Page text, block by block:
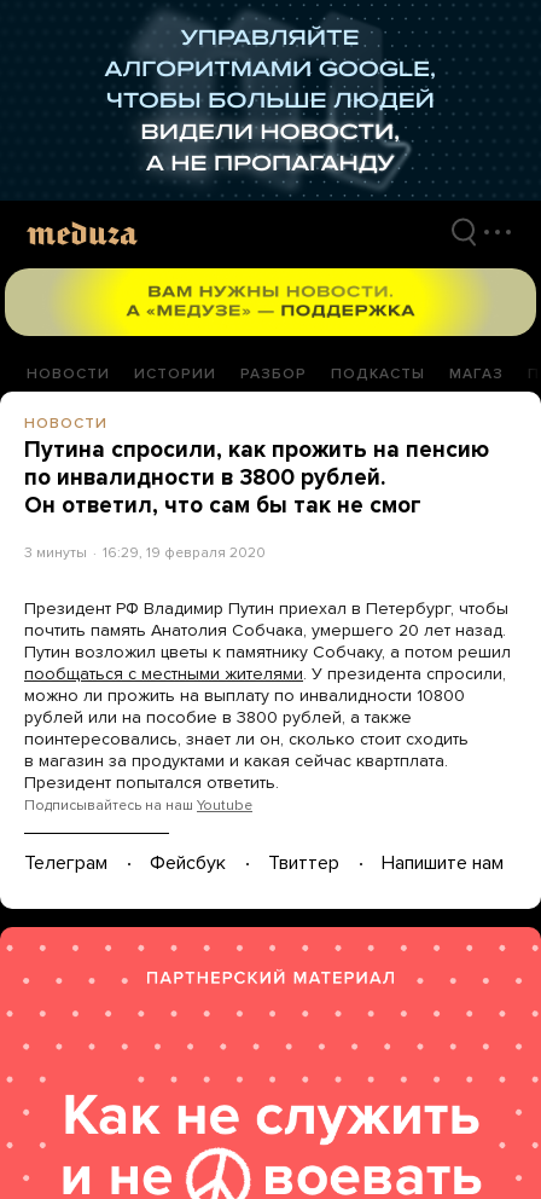
НОВОСТИ ИСТОРИИ РАЗБОР ПОДКАСТЫ МАГАЗ
НОВОСТИ
Путина спросили, как прожить на пенсию
по инвалидности в 3800 рублей.
Он ответил, что сам бы так не смог
3 минуты 16:29, 19 февраля 2020
Президент РФ Владимир Путин приехал в Петербург, чтобы
почтить память Анатолия Собчака, умершего 20 лет назад.
Путин возложил цветы к памятнику Собчаку, а потом решил
пообщаться с местными жителями. У президента спросили,
можно ли прожить на выплату по инвалидности 10800
рублей или на пособие в 3800 рублей, а также
поинтересовались, знает ли он, сколько стоит сходить
в магазин за продуктами и какая сейчас квартплата.
Президент попытался ответить.
Подписывайтесь на наш Youtube
Телеграм Фейсбук Твиттер Напишите нам